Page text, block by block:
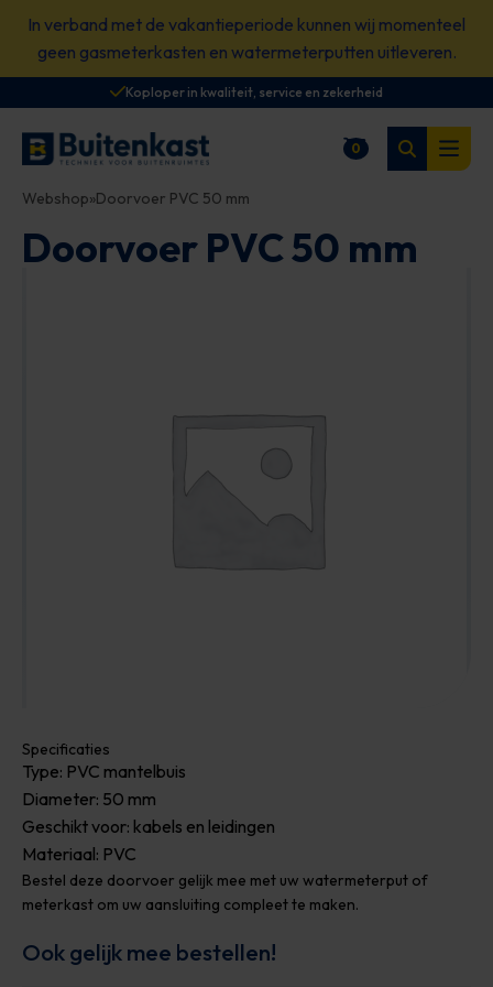
content
In verband met de vakantieperiode kunnen wij momenteel
geen gasmeterkasten en watermeterputten uitleveren.
Koploper in kwaliteit, service en zekerheid
0
Winkelwagen
Zoeken
Open
Webshop»Doorvoer PVC 50 mm
Doorvoer PVC 50 mm
Specificaties
Type: PVC mantelbuis
Diameter: 50 mm
Geschikt voor: kabels en leidingen
Materiaal: PVC
Bestel deze doorvoer gelijk mee met uw watermeterput of
meterkast om uw aansluiting compleet te maken.